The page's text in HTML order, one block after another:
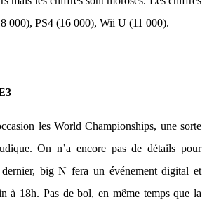
000), PS4 (16 000), Wii U (11 000).
les World Championships, une sorte
On n’a encore pas de détails pour
dernier, big N fera un événement digital et
à 18h. Pas de bol, en même temps que la